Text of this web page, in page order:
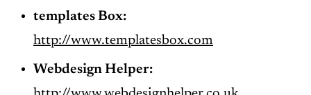
templates Box:
http://www.templatesbox.com
Webdesign Helper: